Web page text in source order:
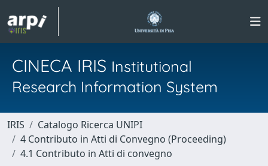
CINECA IRIS Institutional
Research Information System
IRIS
Catalogo Ricerca UNIPI
4 Contributo in Atti di Convegno (Proceeding)
4.1 Contributo in Atti di convegno